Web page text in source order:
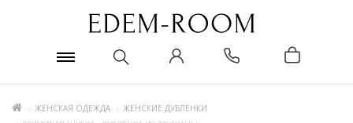
ЖЕНСКАЯ ОДЕЖДА
ЖЕНСКИЕ ДУБЛЕНКИ